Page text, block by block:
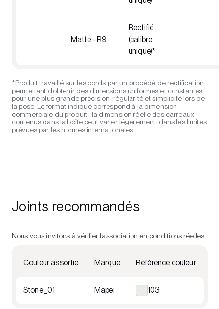
Matte - R9
Rectifié
(calibre
unique)*
*Produit travaillé sur les bords par un procédé de rectification
permettant d’obtenir des dimensions uniformes et constantes,
pour une plus grande précision, régularité et simplicité lors de
la pose. Le format indiqué correspond à la dimension
commerciale du produit ; la dimension réelle des carreaux
contenus dans la boîte peut varier légèrement, dans les limites
prévues par les normes internationales.
Joints recommandés
Nous vous invitons à vérifier l’association en conditions réelles
Couleur assortie Marque Référence couleur
Stone_01 Mapei 103